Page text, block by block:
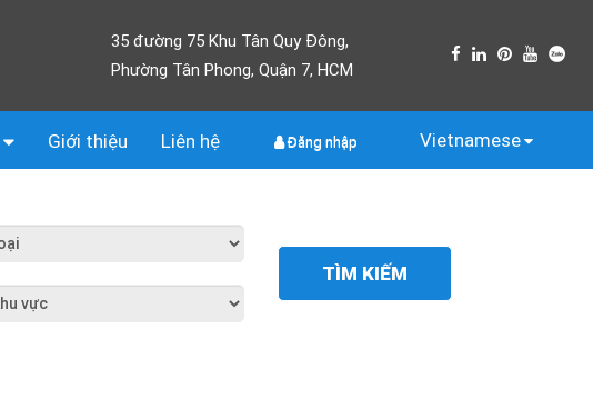
35 đường 75 Khu Tân Quy Đông,
Phường Tân Phong, Quận 7, HCM
Giới thiệu Liên hệ Đăng nhập Vietnamese
TÌM KIẾM